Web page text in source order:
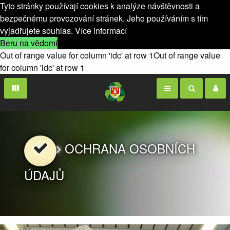
Tyto stránky používají cookies k analýze návštěvnosti a
bezpečnému provozování stránek. Jeho používáním s tím
vyjadřujete souhlas. Více informací
Beru na vědomí
Out of range value for column 'idc' at row 1Out of range value
for column 'idc' at row 1
OCHRANA OSOBNÍCH
ÚDAJŮ